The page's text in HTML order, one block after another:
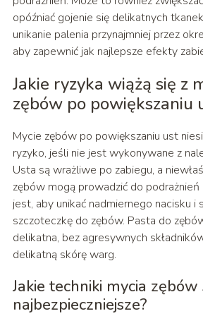
opóźniać gojenie się delikatnych
unikanie palenia przynajmniej przez
aby zapewnić jak najlepsze efekty
Jakie ryzyka wiążą się z
zębów po powiększaniu
Mycie zębów po powiększaniu ust
ryzyko, jeśli nie jest wykonywane z
Usta są wrażliwe po zabiegu, a
zębów mogą prowadzić do
jest, aby unikać nadmiernego nacisku i
szczoteczkę do zębów. Pasta do
delikatna, bez agresywnych
delikatną skórę warg.
Jakie techniki mycia zębów
najbezpieczniejsze?